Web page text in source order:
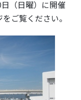
日（日曜）に開催
ご覧ください。